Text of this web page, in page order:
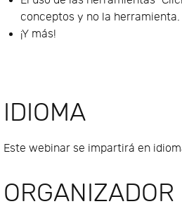
conceptos y no la herramienta.
¡Y más!
IDIOMA
Este webinar se impartirá en
ORGANIZADOR